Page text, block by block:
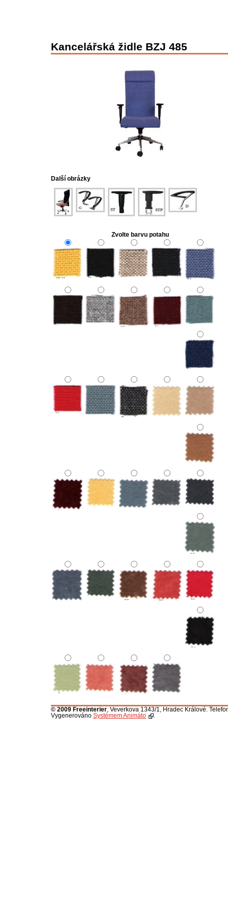
Kancelářská židle BZJ 485
Další obrázky
Zvolte barvu potahu
© 2009 Freeinterier , Veverkova 1343/1, Hradec Králové.
Vygenerováno Systémem Animáto